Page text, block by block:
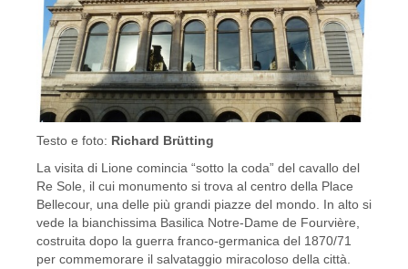
Testo e foto: Richard Brütting
La visita di Lione comincia “sotto la coda” del cavallo del
Re Sole, il cui monumento si trova al centro della Place
Bellecour, una delle più grandi piazze del mondo. In alto si
vede la bianchissima Basilica Notre-Dame de Fourvière,
costruita dopo la guerra franco-germanica del 1870/71
per commemorare il salvataggio miracoloso della città.